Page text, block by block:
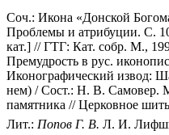
Соч.: Икона «Донской
Проблемы и атрибуции. С.
кат.] // ГТГ: Кат. собр. М.,
Премудрость в рус.
Иконографический извод:
нем) / Сост.: Н. В. Самовер.
памятника // Церковное
Лит.: Попов Г. В. Л. И.